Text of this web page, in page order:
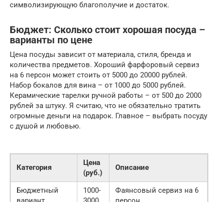
символизирующую благополучие и достаток.
Бюджет: Сколько стоит хорошая посуда –
варианты по цене
Цена посуды зависит от материала, стиля, бренда и
количества предметов. Хороший фарфоровый сервиз
на 6 персон может стоить от 5000 до 20000 рублей.
Набор бокалов для вина – от 1000 до 5000 рублей.
Керамические тарелки ручной работы – от 500 до 2000
рублей за штуку. Я считаю, что не обязательно тратить
огромные деньги на подарок. Главное – выбрать посуду
с душой и любовью.
Категория
Цена
(руб.)
Описание
Бюджетный
1000-
Фаянсовый сервиз на 6